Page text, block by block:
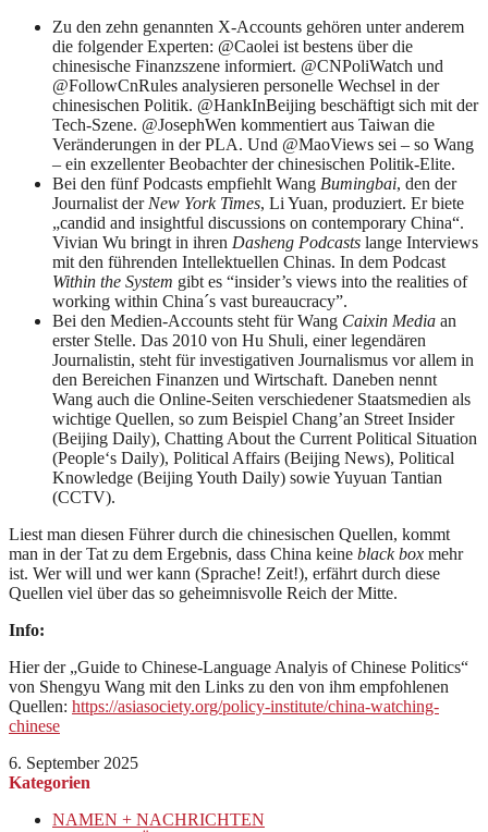
Zu den zehn genannten X-Accounts gehören unter anderem
die folgender Experten: @Caolei ist bestens über die
chinesische Finanzszene informiert. @CNPoliWatch und
@FollowCnRules analysieren personelle Wechsel in der
chinesischen Politik. @HankInBeijing beschäftigt sich mit der
Tech-Szene. @JosephWen kommentiert aus Taiwan die
Veränderungen in der PLA. Und @MaoViews sei – so Wang
– ein exzellenter Beobachter der chinesischen Politik-Elite.
Bei den fünf Podcasts empfiehlt Wang Bumingbai, den der
Journalist der New York Times, Li Yuan, produziert. Er biete
„candid and insightful discussions on contemporary China“.
Vivian Wu bringt in ihren Dasheng Podcasts lange Interviews
mit den führenden Intellektuellen Chinas. In dem Podcast
Within the System gibt es “insider’s views into the realities of
working within China´s vast bureaucracy”.
Bei den Medien-Accounts steht für Wang Caixin Media an
erster Stelle. Das 2010 von Hu Shuli, einer legendären
Journalistin, steht für investigativen Journalismus vor allem in
den Bereichen Finanzen und Wirtschaft. Daneben nennt
Wang auch die Online-Seiten verschiedener Staatsmedien als
wichtige Quellen, so zum Beispiel Chang’an Street Insider
(Beijing Daily), Chatting About the Current Political Situation
(People‘s Daily), Political Affairs (Beijing News), Political
Knowledge (Beijing Youth Daily) sowie Yuyuan Tantian
(CCTV).
Liest man diesen Führer durch die chinesischen Quellen, kommt
man in der Tat zu dem Ergebnis, dass China keine black box mehr
ist. Wer will und wer kann (Sprache! Zeit!), erfährt durch diese
Quellen viel über das so geheimnisvolle Reich der Mitte.
Info:
Hier der „Guide to Chinese-Language Analyis of Chinese Politics“
von Shengyu Wang mit den Links zu den von ihm empfohlenen
Quellen: https://asiasociety.org/policy-institute/china-watching-
chinese
6. September 2025
Kategorien
NAMEN + NACHRICHTEN